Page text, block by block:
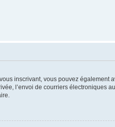
inscrivant, vous pouvez également
l’envoi de courriers électroniques